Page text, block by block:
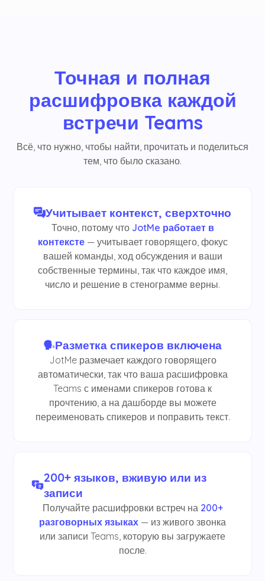
Точная и полная
расшифровка каждой
встречи Teams
Всё, что нужно, чтобы найти, прочитать и поделиться
тем, что было сказано.
Учитывает контекст, сверхточно
Точно, потому что JotMe работает в
контексте— учитывает говорящего, фокус
вашей команды, ход обсуждения и ваши
собственные термины, так что каждое имя,
число и решение в стенограмме верны.
Разметка спикеров включена
JotMe размечает каждого говорящего
автоматически, так что ваша расшифровка
Teams с именами спикеров готова к
прочтению, а на дашборде вы можете
переименовать спикеров и поправить текст.
200+ языков, вживую или из
записи
Получайте расшифровки встреч на 200+
разговорных языках — из живого звонка
или записи Teams, которую вы загружаете
после.